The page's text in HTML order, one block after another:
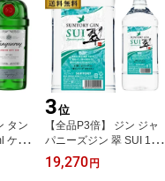
タン
ケー
料
ド
3位
【全品P3倍】 ジン ジャ
パニーズジン 翠 SUI 1,8
00ml 40度 6本 送料無料
ケース販売 PET 大容量
19,270 円